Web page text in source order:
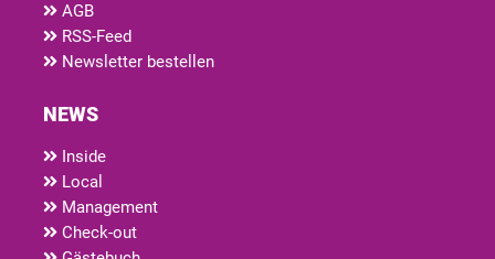
AGB
RSS-Feed
Newsletter bestellen
NEWS
Inside
Local
Management
Check-out